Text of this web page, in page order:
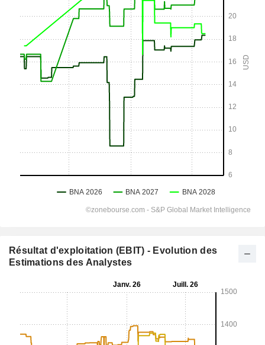
Résultat d'exploitation (EBIT) - Evolution des
Estimations des Analystes